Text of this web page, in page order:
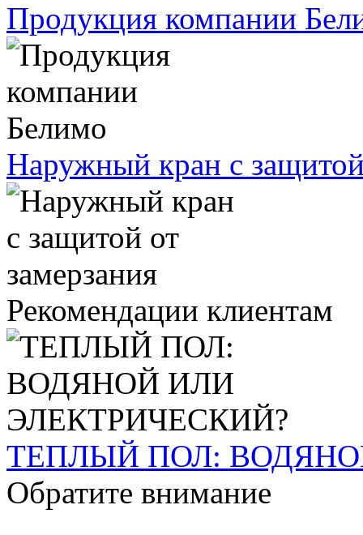
Продукция компании
Наружный кран с
Рекомендации клиентам
ТЕПЛЫЙ ПОЛ:
Обратите внимание